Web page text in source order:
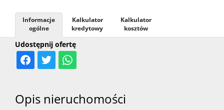
Udostępnij ofertę
Informacje
ogólne
Kalkulator
kredytowy
Kalkulator
kosztów
Opis nieruchomości